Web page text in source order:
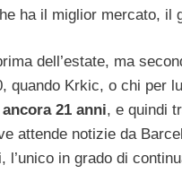
ha il miglior mercato, il
dell’estate, ma
quando Krkic, o chi per
ancora 21 anni, e quindi
attende notizie da
l’unico in grado di